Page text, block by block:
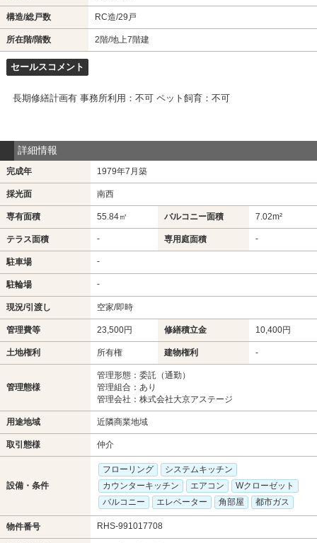
構造/総戸数 RC造/29戸
所在階/階数 2階/地上7階建
セールスコメント
長期修繕計画有 事務所利用：不可 ペット飼育：不可
詳細情報
完成年 1979年7月築
採光面 南西
専有面積 55.84㎡ バルコニー面積 7.02m²
テラス面積 - 専用庭面積 -
駐車場 -
駐輪場 -
現況/引渡し 空家/即時
管理費等 23,500円 修繕積立金 10,400円
土地権利 所有権 建物権利 -
管理態様
管理形態：委託（通勤）
管理組合：あり
管理会社：株式会社大京アステージ
用途地域 近隣商業地域
取引態様 仲介
設備・条件
フローリング
システムキッチン
カウンターキッチン
エアコン
Wクローゼット
バルコニー
エレベーター 角部屋 都市ガス
物件番号 RHS-991017708